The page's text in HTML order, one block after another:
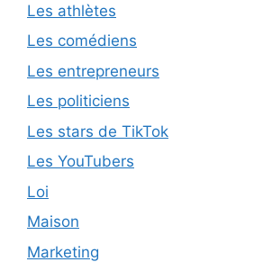
Les athlètes
Les comédiens
Les entrepreneurs
Les politiciens
Les stars de TikTok
Les YouTubers
Loi
Maison
Marketing